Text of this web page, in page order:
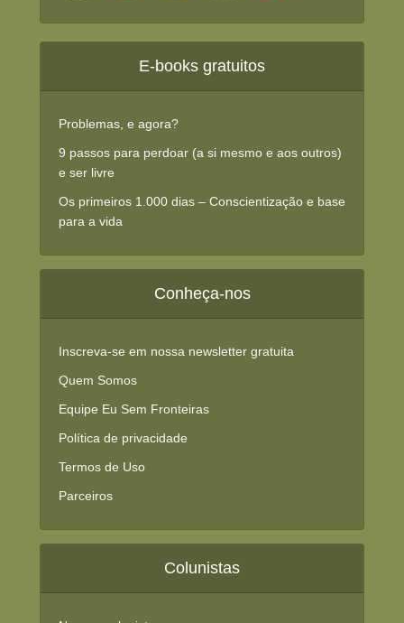
E-books gratuitos
Problemas, e agora?
9 passos para perdoar (a si mesmo e aos outros)
e ser livre
Os primeiros 1.000 dias – Conscientização e base
para a vida
Conheça-nos
Inscreva-se em nossa newsletter gratuita
Quem Somos
Equipe Eu Sem Fronteiras
Política de privacidade
Termos de Uso
Parceiros
Colunistas